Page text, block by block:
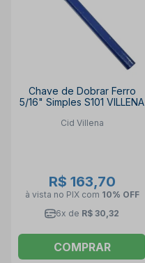
Chave de Dobrar Ferro
5/16" Simples S101 VILLENA
Cid Villena
R$ 163,70
à vista no PIX com 10% OFF
6x de R$ 30,32
COMPRAR